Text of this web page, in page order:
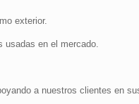
exterior.
en el mercado.
a nuestros clientes en